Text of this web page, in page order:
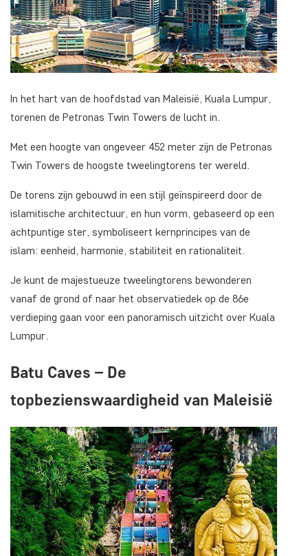
In het hart van de hoofdstad van Maleisië, Kuala Lumpur,
torenen de Petronas Twin Towers de lucht in.
Met een hoogte van ongeveer 452 meter zijn de Petronas
Twin Towers de hoogste tweelingtorens ter wereld.
De torens zijn gebouwd in een stijl geïnspireerd door de
islamitische architectuur, en hun vorm, gebaseerd op een
achtpuntige ster, symboliseert kernprincipes van de
islam: eenheid, harmonie, stabiliteit en rationaliteit.
Je kunt de majestueuze tweelingtorens bewonderen
vanaf de grond of naar het observatiedek op de 86e
verdieping gaan voor een panoramisch uitzicht over Kuala
Lumpur.
Batu Caves – De
topbezienswaardigheid van Maleisië